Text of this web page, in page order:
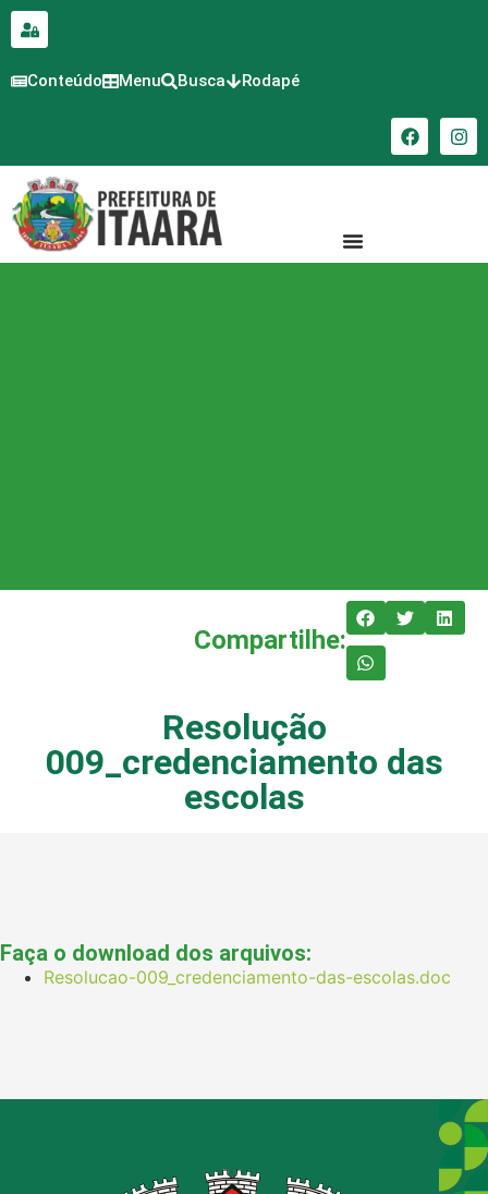
conteúdo
Conteúdo Menu Busca Rodapé
Compartilhe:
Resolução
009_credenciamento das
escolas
Faça o download dos arquivos:
Resolucao-009_credenciamento-das-escolas.doc